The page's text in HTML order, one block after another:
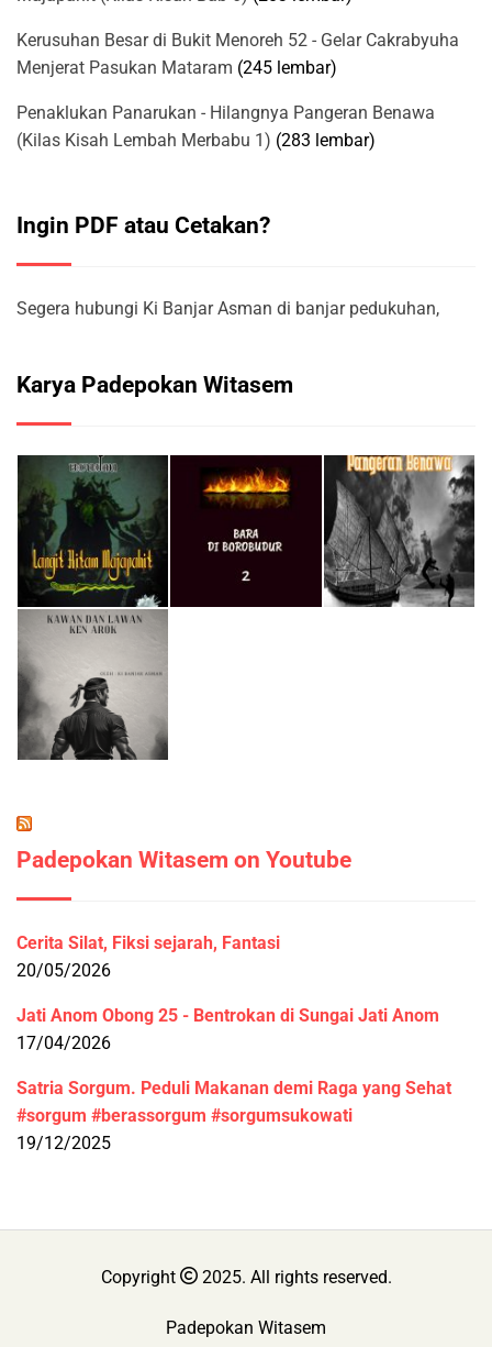
Kerusuhan Besar di Bukit Menoreh 52 - Gelar Cakrabyuha
Menjerat Pasukan Mataram (245 lembar)
Penaklukan Panarukan - Hilangnya Pangeran Benawa
(Kilas Kisah Lembah Merbabu 1) (283 lembar)
Ingin PDF atau Cetakan?
Segera hubungi Ki Banjar Asman di banjar pedukuhan,
Karya Padepokan Witasem
Padepokan Witasem on Youtube
Cerita Silat, Fiksi sejarah, Fantasi
20/05/2026
Jati Anom Obong 25 - Bentrokan di Sungai Jati Anom
17/04/2026
Satria Sorgum. Peduli Makanan demi Raga yang Sehat
#sorgum #berassorgum #sorgumsukowati
19/12/2025
Copyright 2025. All rights reserved.
Padepokan Witasem